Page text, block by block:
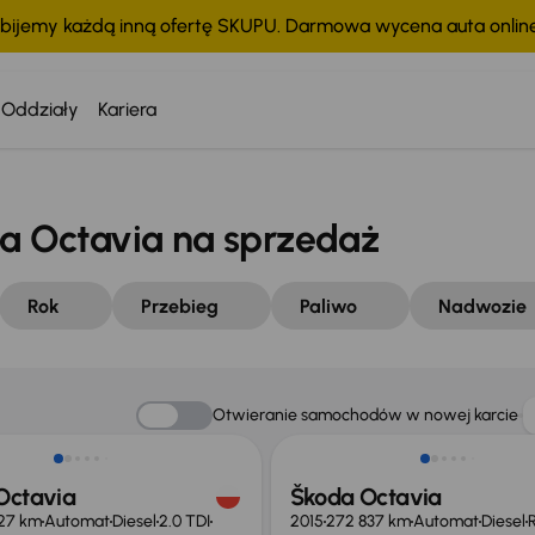
każdą inną ofertę SKUPU. Darmowa wycena auta
Oddziały Kariera
Octavia na sprzedaż
Rok Przebieg Paliwo Nadwozie
Otwieranie samochodów w nowej karcie
kmAutomatDiesel2.0 TDI
Škoda Octavia
2015272 837 kmAutomatDiesel